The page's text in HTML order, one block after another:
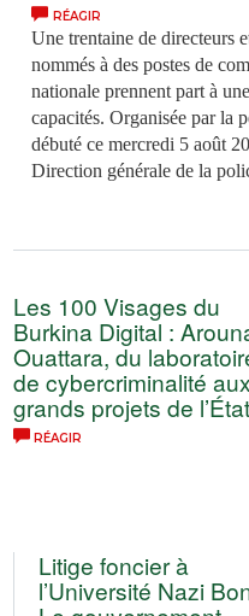
RÉAGIR
Une trentaine de directeurs
nommés à des postes de
nationale prennent part à
capacités. Organisée par la
débuté ce mercredi 5 août
Direction générale de la
Les 100 Visages du
Burkina Digital :
Ouattara, du
de cybercriminalité aux
grands projets de l’État
RÉAGIR
Litige foncier à
l’Université Nazi